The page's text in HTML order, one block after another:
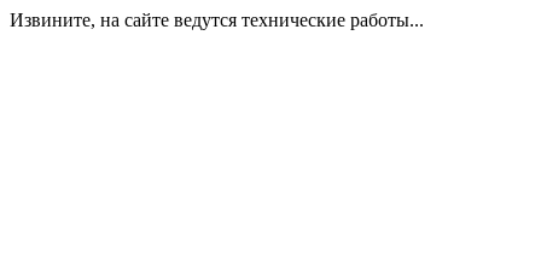
Извините, на сайте ведутся технические работы...